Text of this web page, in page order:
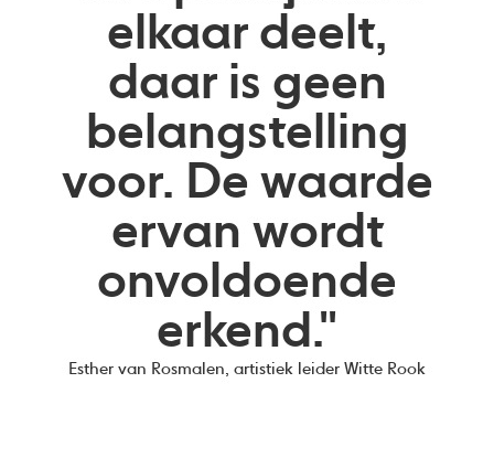
elkaar deelt,
daar is geen
belangstelling
voor. De waarde
ervan wordt
onvoldoende
erkend."
Esther van Rosmalen, artistiek leider Witte Rook